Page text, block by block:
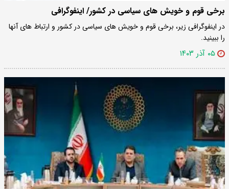
برخی قوم و خویش ‎های سیاسی در کشور/ اینفوگرافی
در اینفوگرافی زیر، برخی قوم و خویش ‎های سیاسی در کشور و ارتباط های آنها
را ببینید.
۰۵ آذر ۱۴۰۳